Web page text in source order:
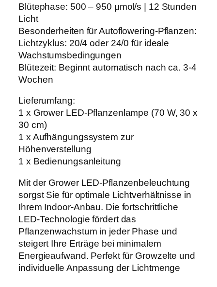
Blütephase: 500 – 950 μmol/s | 12 Stunden
Licht
Besonderheiten für Autoflowering-Pflanzen:
Lichtzyklus: 20/4 oder 24/0 für ideale
Wachstumsbedingungen
Blütezeit: Beginnt automatisch nach ca. 3-4
Wochen
Lieferumfang:
1 x Grower LED-Pflanzenlampe (70 W, 30 x
30 cm)
1 x Aufhängungssystem zur
Höhenverstellung
1 x Bedienungsanleitung
Mit der Grower LED-Pflanzenbeleuchtung
sorgst Sie für optimale Lichtverhältnisse in
Ihrem Indoor-Anbau. Die fortschrittliche
LED-Technologie fördert das
Pflanzenwachstum in jeder Phase und
steigert Ihre Erträge bei minimalem
Energieaufwand. Perfekt für Growzelte und
individuelle Anpassung der Lichtmenge